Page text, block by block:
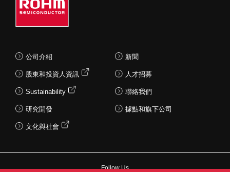
公司介紹
股東和投資人資訊
Sustainability
研究開發
文化與社會
新聞
人才招募
聯絡我們
據點和旗下公司
Follow Us